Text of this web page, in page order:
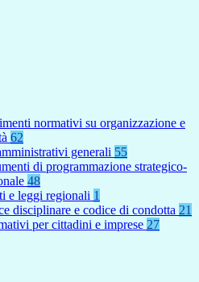
normativi su organizzazione e
62
generali 55
di programmazione strategico-
48
e leggi regionali 1
disciplinare e codice di condotta 21
per cittadini e imprese 27